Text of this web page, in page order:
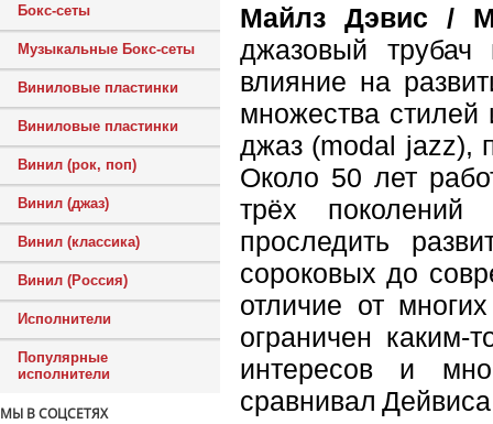
Бокс-сеты
Музыкальные Бокс-сеты
Виниловые пластинки
Виниловые пластинки
Винил (рок, поп)
Винил (джаз)
Винил (классика)
Винил (Россия)
Исполнители
Популярные
исполнители
МЫ В СОЦСЕТЯХ
Майлз Дэвис /
джазовый трубач
влияние на
множества
джаз (modal jazz),
Около 50 лет
трёх поколений
проследить
сороковых до
отличие от
ограничен
интересов и
сравнивал